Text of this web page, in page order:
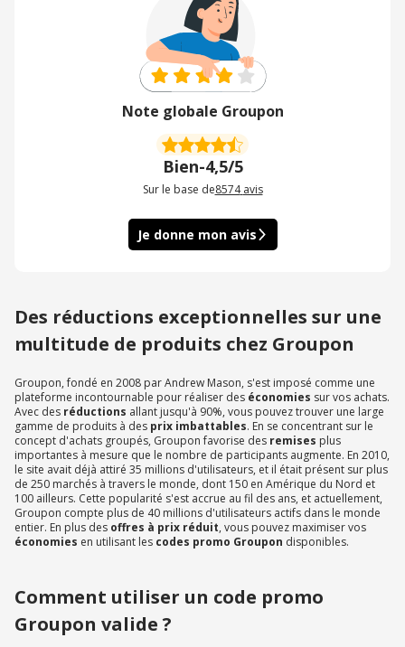
Note globale Groupon
Bien-4,5/5
Sur le base de8574 avis
Je donne mon avis
Des réductions exceptionnelles sur une
multitude de produits chez Groupon
Groupon, fondé en 2008 par Andrew Mason, s'est imposé comme une
plateforme incontournable pour réaliser des économies sur vos achats.
Avec des réductions allant jusqu'à 90%, vous pouvez trouver une large
gamme de produits à des prix imbattables. En se concentrant sur le
concept d'achats groupés, Groupon favorise des remises plus
importantes à mesure que le nombre de participants augmente. En 2010,
le site avait déjà attiré 35 millions d'utilisateurs, et il était présent sur plus
de 250 marchés à travers le monde, dont 150 en Amérique du Nord et
100 ailleurs. Cette popularité s'est accrue au fil des ans, et actuellement,
Groupon compte plus de 40 millions d'utilisateurs actifs dans le monde
entier. En plus des offres à prix réduit, vous pouvez maximiser vos
économies en utilisant les codes promo Groupon disponibles.
Comment utiliser un code promo
Groupon valide ?